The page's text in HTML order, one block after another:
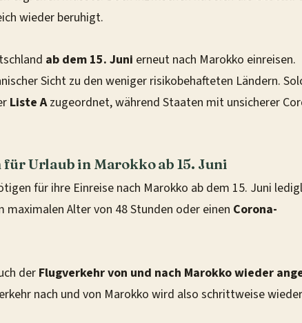
wieder beruhigt.
ab dem 15. Juni erneut nach Marokko einreisen.
Sicht zu den weniger risikobehafteten Ländern.
Liste Azugeordnet, während Staaten mit unsicherer
Urlaub in Marokko ab 15. Juni
für ihre Einreise nach Marokko ab dem 15. Juni
maximalen Alter von 48 Stunden oder einen Corona-
der Flugverkehr von und nach Marokko wieder
nach und von Marokko wird also schrittweise wieder